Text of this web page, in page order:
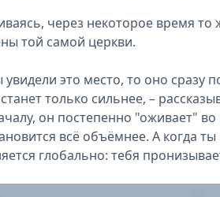
через некоторое время
той самой церкви.
увидели это место, то оно
только сильнее, –
он постепенно "оживает"
всё объёмнее. А когда
глобально: тебя